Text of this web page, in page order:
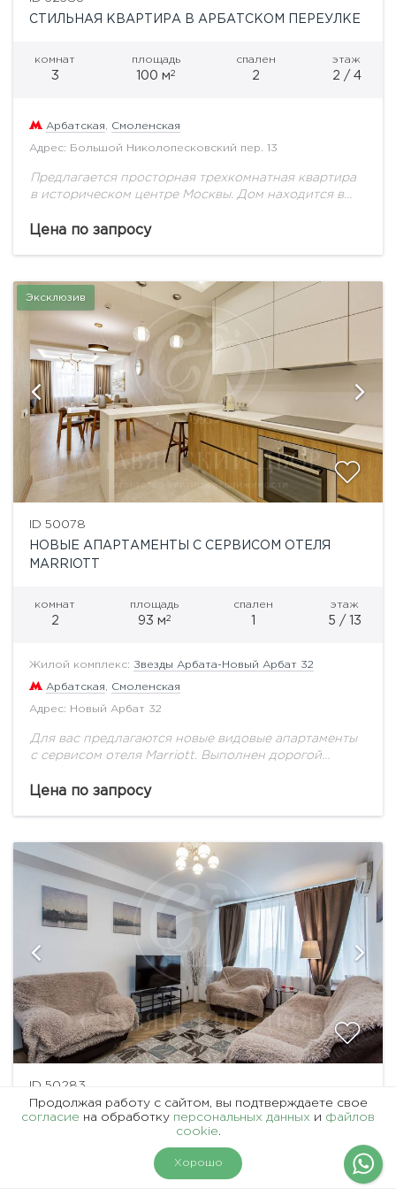
На карте
СТИЛЬНАЯ КВАРТИРА В АРБАТСКОМ ПЕРЕУЛКЕ
комнат
3
площадь
100 м2
спален
2
этаж
2 / 4
Арбатская, Смоленская
Адрес: Большой Николопесковский пер. 13
Предлагается просторная трехкомнатная квартира
в историческом центре Москвы. Дом находится в
театральным институтом им. Б. Щукина.
Цена по запросу
Эксклюзив
ID 50078
НОВЫЕ АПАРТАМЕНТЫ С СЕРВИСОМ ОТЕЛЯ
MARRIOTT
комнат
2
площадь
93 м2
спален этаж
5 / 13
Жилой комплекс: Звезды Арбата-Новый Арбат 32
Арбатская, Смоленская
Адрес: Новый Арбат 32
Для вас предлагаются новые видовые апартаменты
с сервисом отеля Marriott. Выполнен дорогой
планировкой предусмотрено: просторная гостиная
Цена по запросу
ID 50283
АРЕНДА КВАРТИРЫ, НОВЫЙ АРБАТ
площадь
80 м
спален этаж
14 / 26
Продолжая работу с сайтом, вы подтверждаете свое
согласие на обработку персональных данных и файлов
cookie.
Хорошо